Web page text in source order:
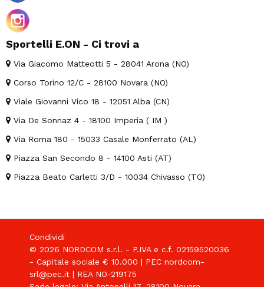
Sportelli E.ON - Ci trovi a
Via Giacomo Matteotti 5 - 28041 Arona (NO)
Corso Torino 12/C - 28100 Novara (NO)
Viale Giovanni Vico 18 - 12051 Alba (CN)
Via De Sonnaz 4 - 18100 Imperia ( IM )
Via Roma 180 - 15033 Casale Monferrato (AL)
Piazza San Secondo 8 - 14100 Asti (AT)
Piazza Beato Carletti 3/D - 10034 Chivasso (TO)
Condividi
© 2026 NORDCOM s.r.l. - P.IVA e c.f. 02159520036
- Capitale sociale € 10.000 | PEC nordcom-
srl@pec.it | REA NO-219175